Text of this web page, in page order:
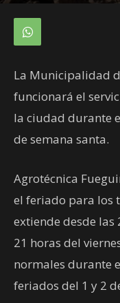
La Municipalidad
funcionará el
la ciudad durante
de semana santa.
Agrotécnica
el feriado para los
extiende desde las
21 horas del
normales durante
feriados del 1 y 2